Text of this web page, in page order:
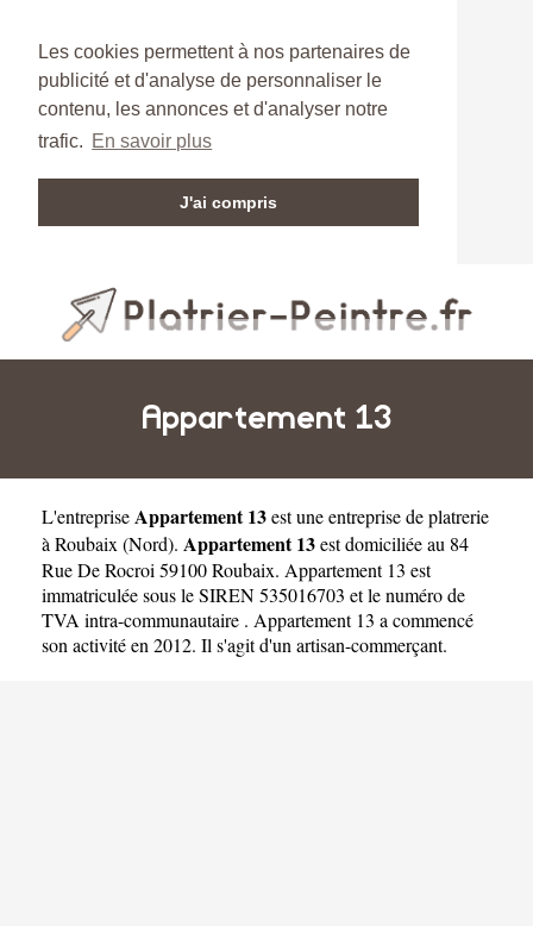
Les cookies permettent à nos partenaires de
publicité et d'analyse de personnaliser le
contenu, les annonces et d'analyser notre
trafic. En savoir plus
J'ai compris
Appartement 13
L'entrepriseAppartement 13est uneentreprise de platrerie
à Roubaix (Nord). Appartement 13est domiciliée au 84
Rue De Rocroi 59100 Roubaix. Appartement 13 est
immatriculée sous le SIREN 535016703 et le numéro de
TVA intra-communautaire . Appartement 13 a commencé
son activité en 2012. Il s'agit d'un artisan-commerçant.